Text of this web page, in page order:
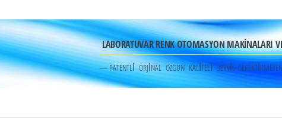
LABORATUVAR RENK OTOMASYON MAKİNALARI
— PATENTLİ ORJİNAL ÖZGÜN KALİTELİ SERVİS